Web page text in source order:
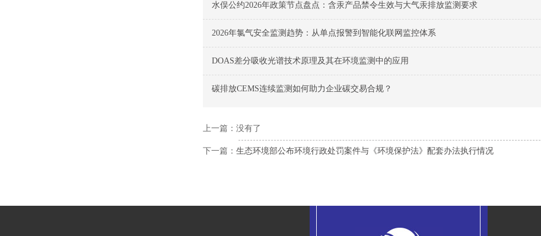
水俣公约2026年政策节点盘点：含汞产品禁令生效与大气汞排放监测要求
2026年氯气安全监测趋势：从单点报警到智能化联网监控体系
DOAS差分吸收光谱技术原理及其在环境监测中的应用
碳排放CEMS连续监测如何助力企业碳交易合规？
上一篇：没有了
下一篇： 生态环境部公布环境行政处罚案件与《环境保护法》配套办法执行情况